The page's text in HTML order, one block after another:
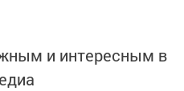
и интересным в